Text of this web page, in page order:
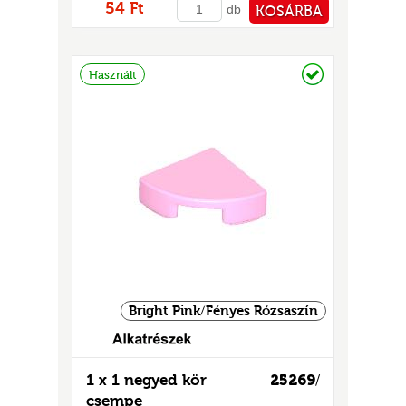
54 Ft db KOSÁRBA
Használt
Bright Pink/Fényes Rózsaszín
25269/
1 x 1 negyed kör
csempe